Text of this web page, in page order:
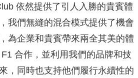
依然提供了引人入勝的貴賓體
我們無縫的混合模式提供了機會
為企業和貴賓帶來兩全其美的體
合作，並利用我們的品牌和技
，同時也支持他們履行永續性的